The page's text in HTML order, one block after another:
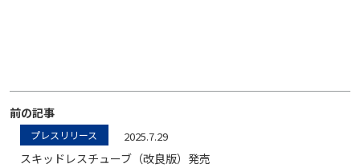
前の記事
プレスリリース 2025.7.29
スキッドレスチューブ（改良版）発売